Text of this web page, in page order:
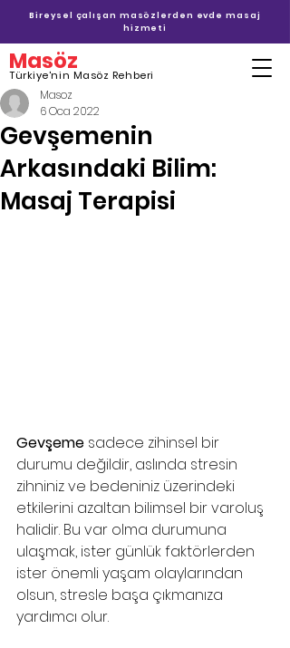
Bireysel çalışan masözlerden evde masaj
hizmeti
Masöz
Türkiye'nin Masöz Rehberi
Gevşemenin
Arkasındaki Bilim:
Masaj Terapisi
Masoz
6 Oca 2022
Gevşeme sadece zihinsel bir
durumu değildir, aslında stresin
zihniniz ve bedeniniz üzerindeki
etkilerini azaltan bilimsel bir varoluş
halidir. Bu var olma durumuna
ulaşmak, ister günlük faktörlerden
ister önemli yaşam olaylarından
olsun, stresle başa çıkmanıza
yardımcı olur.